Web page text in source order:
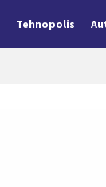
Tehnopolis